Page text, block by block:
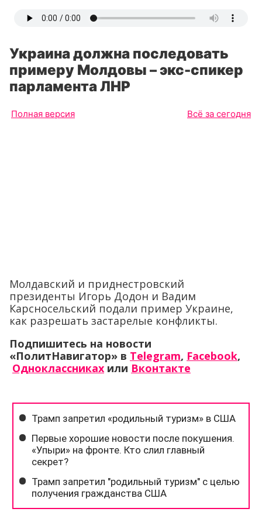
Украина должна последовать
примеру Молдовы – экс-спикер
парламента ЛНР
Полная версия Всё за сегодня
Молдавский и приднестровский
президенты Игорь Додон и Вадим
Карсносельский подали пример Украине,
как разрешать застарелые конфликты.
Подпишитесь на новости
«ПолитНавигатор» в Telegram, Facebook,
Одноклассниках или Вконтакте